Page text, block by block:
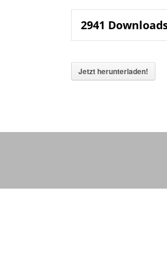
2941
Jetzt herunterladen!